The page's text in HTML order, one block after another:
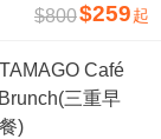
$800$259 起